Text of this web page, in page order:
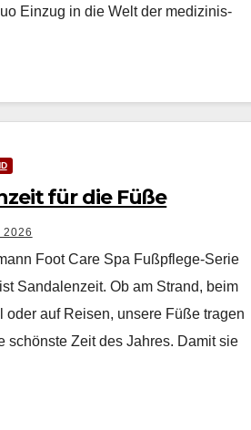
Einzug in die Welt der medi­zinis­
für die Füße
2026
Foot Care Spa Fußpflege-Serie
San­dalen­zeit. Ob am Strand, beim
oder auf Reisen, unsere Füße tra­gen
schön­ste Zeit des Jahres. Damit sie